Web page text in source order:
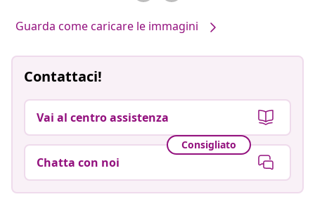
Guarda come caricare le immagini
Contattaci!
Vai al centro assistenza
Consigliato
Chatta con noi